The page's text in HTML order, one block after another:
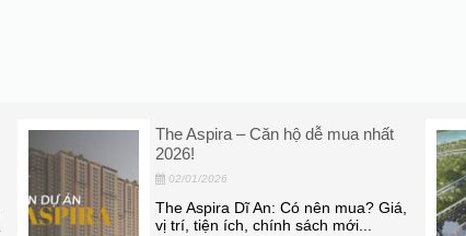
The Aspira – Căn hộ dễ mua nhất
2026!
02/01/2026
The Aspira Dĩ An: Có nên mua? Giá,
vị trí, tiện ích, chính sách mới...